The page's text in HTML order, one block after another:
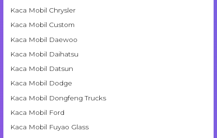
Kaca Mobil Chrysler
Kaca Mobil Custom
Kaca Mobil Daewoo
Kaca Mobil Daihatsu
Kaca Mobil Datsun
Kaca Mobil Dodge
Kaca Mobil Dongfeng Trucks
Kaca Mobil Ford
Kaca Mobil Fuyao Glass